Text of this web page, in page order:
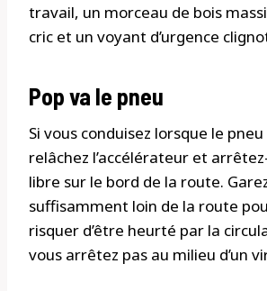
travail, un morceau de bois
cric et un voyant d’urgence
Pop va le pneu
Si vous conduisez lorsque le
relâchez l’accélérateur et
libre sur le bord de la route.
suffisamment loin de la route
risquer d’être heurté par la
vous arrêtez pas au milieu d’un